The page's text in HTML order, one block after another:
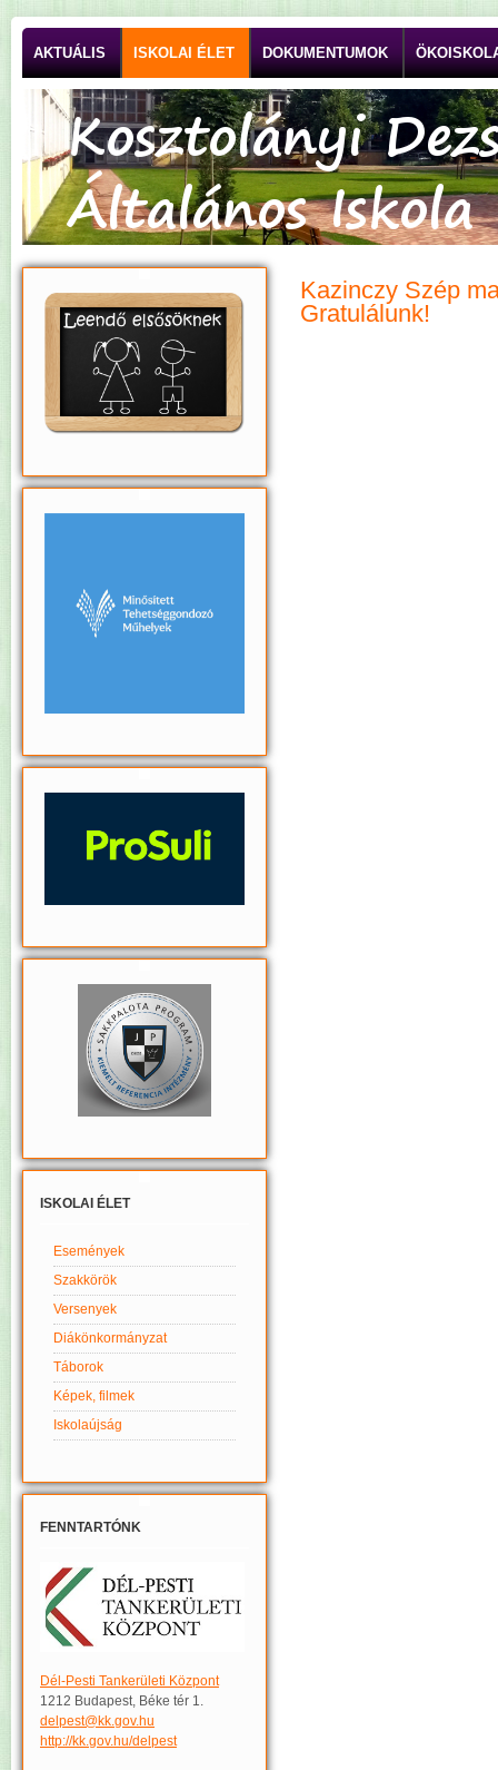
AKTUÁLIS ISKOLAI ÉLET DOKUMENTUMOK
ISKOLAI ÉLET
Események
Szakkörök
Versenyek
Diákönkormányzat
Táborok
Képek, filmek
Iskolaújság
FENNTARTÓNK
Dél-Pesti Tankerületi Központ
1212 Budapest, Béke tér 1.
delpest@kk.gov.hu
http://kk.gov.hu/delpest
Kazinczy Szép
Gratulálunk!